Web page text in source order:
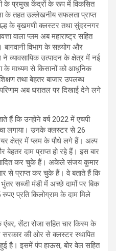
के प्रमुख केंद्रों के रूप में विकसित
के तहत उल्लेखनीय सफलता प्राप्त
के बृखमणी क्लस्टर तथा सुंदरनगर
वाला प्लम अब महाराष्ट्र सहित
विभाग के सहयोग और
व्यावसायिक उत्पादन के क्षेत्र में नई
के माध्यम से किसानों को आधुनिक
तथा बेहतर बाजार उपलब्ध
अब धरातल पर दिखाई देने लगे
कि उन्होंने वर्ष 2022 में एचपी
लगाया। उनके क्लस्टर से 26
क्षेत्र में प्लम के पौधे लगे हैं। अल्प
दाम प्राप्त हो रहे हैं। इस बार
कर चुके हैं। अकेले संजय कुमार
से प्राप्त कर चुके हैं। वे बताते हैं कि
सब्जी मंडी में अच्छे दामों पर बिक
प्रति किलोग्राम के दाम मिले
सेंटा रोजा सहित चार किस्म के
सरकार की ओर से क्लस्टर स्थापित
है। इसमें पंप हाऊस, बोर वेल सहित